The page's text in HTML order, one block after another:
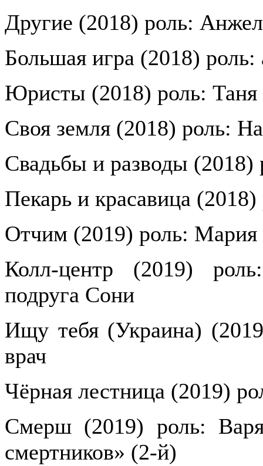
Другие (2018) роль:
Большая игра (2018) роль:
Юристы (2018) роль: Таня
Своя земля (2018) роль:
Свадьбы и разводы (2018)
Пекарь и красавица
Отчим (2019) роль: Мария
Колл-центр (2019)
подруга Сони
Ищу тебя (Украина)
врач
Чёрная лестница (2019)
Смерш (2019) роль:
смертников» (2-й)